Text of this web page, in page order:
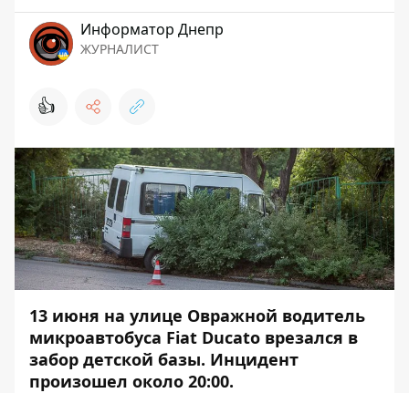
Информатор Днепр
ЖУРНАЛИСТ
👍
13 июня на улице Овражной водитель
микроавтобуса Fiat Ducato врезался в
забор детской базы. Инцидент
произошел около 20:00.